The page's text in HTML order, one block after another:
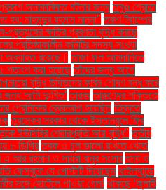
প্রকাশ অনাকাঙ্ক্ষিত ঘটনার জন্য তবুও শ্রোতা
হব: মাহমুদুর রহমান মান্না" তরুণ ট্রাম্পের
প্রত্যঙ্গের ক্ষতির প্রবণতা বৃদ্ধি করছে
প্রতিষ্ঠাকালীন কমিটির সদস্য সংখ্যা
অব্যাহত রয়েছে। তাজা ফল আমদানিতে
করা হয়েছে তাঁদের জন্য আগে
বৃদ্ধি উদ্ভিদের কার্বন শোষণ বন্ধ করে
জন্য আমি দুঃখিত' তারকা তারুণ্যের শক্তিতে
প্রেমিকের ব্রেকআপ হয়েছিল তিব্বতে
তুরস্কের সরকার থেকে ইস্তানবুলে ফ্রি
ইউসিবির শেয়ারপ্রতি আয় বৃদ্ধি" তৃতীয়
৮ ডিগ্রি ত্বক ও চুল ভালো রাখতে খেতে
আর রহমান ও সায়রা বানুর সংসার ৎস্য ও
ফেসবুকে যে পোস্টটি দিয়েছেন থাইল্যান্ডে
সঙ্গে হোটেলে পাওয়া গেল! থাকছে ‘জুলাই